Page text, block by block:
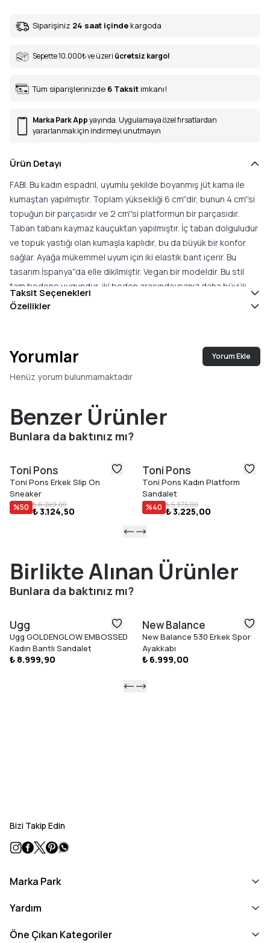
Siparişiniz 24 saat içinde kargoda
Sepette 10.000₺ve üzeri ücretsiz kargo!
Tüm siparişlerinizde 6 Taksit imkanı!
Marka Park Appyayında. Uygulamaya özel fırsatlardan
yararlanmak için indirmeyi unutmayın
Ürün Detayı
FABI. Bu kadın espadril, uyumlu şekilde boyanmış jüt kama ile
kumaştan yapılmıştır. Toplam yüksekliği 6 cm''dir, bunun 4 cm''si
topuğun bir parçasıdır ve 2 cm''si platformun bir parçasıdır.
Taban tabanı kaymaz kauçuktan yapılmıştır. İç taban dolguludur
ve topuk yastığı olan kumaşla kaplıdır, bu da büyük bir konfor
sağlar. Ayağa mükemmel uyum için iki elastik bant içerir. Bu
tasarım İspanya''da elle dikilmiştir. Vegan bir modeldir. Bu stil
tam bedene uygundur, iki beden arasındaysanız daha büyük
olanı seçmenizi öneririz.
Taksit Seçenekleri
Özellikler
Yorumlar Yorum Ekle
Henüz yorum bulunmamaktadır
Benzer Ürünler
Bunlara da baktınız mı?
Toni Pons
Toni Pons Erkek Slip On
Sneaker
%50 ₺ 6.249,00
₺ 3.124,50
Toni Pons
Toni Pons Kadın Platform
Sandalet
%40 ₺ 5.375,00
₺ 3.225,00
Birlikte Alınan Ürünler
Bunlara da baktınız mı?
Ugg
Ugg GOLDENGLOW EMBOSSED
Kadın Bantlı Sandalet
₺ 8.999,90
New Balance
New Balance 530 Erkek Spor
Ayakkabı
₺ 6.999,00
Bizi Takip Edin
Marka Park
Yardım
Öne Çıkan Kategoriler